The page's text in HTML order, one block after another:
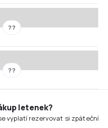
??
??
letenek?
vyplatí rezervovat si zpáteční